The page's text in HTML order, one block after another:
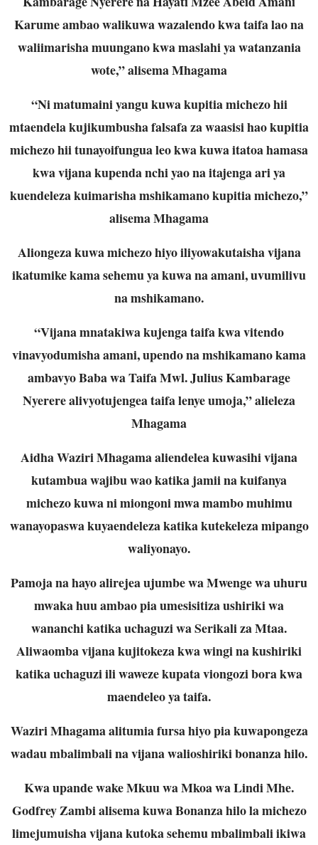
Karume ambao walikuwa wazalendo kwa taifa lao na
waliimarisha muungano kwa maslahi ya watanzania
wote,” alisema Mhagama
“Ni matumaini yangu kuwa kupitia michezo hii
mtaendela kujikumbusha falsafa za waasisi hao kupitia
michezo hii tunayoifungua leo kwa kuwa itatoa hamasa
kwa vijana kupenda nchi yao na itajenga ari ya
kuendeleza kuimarisha mshikamano kupitia michezo,”
alisema Mhagama
Aliongeza kuwa michezo hiyo iliyowakutaisha vijana
ikatumike kama sehemu ya kuwa na amani, uvumilivu
na mshikamano.
“Vijana mnatakiwa kujenga taifa kwa vitendo
vinavyodumisha amani, upendo na mshikamano kama
ambavyo Baba wa Taifa Mwl. Julius Kambarage
Nyerere alivyotujengea taifa lenye umoja,” alieleza
Mhagama
Aidha Waziri Mhagama aliendelea kuwasihi vijana
kutambua wajibu wao katika jamii na kuifanya
michezo kuwa ni miongoni mwa mambo muhimu
wanayopaswa kuyaendeleza katika kutekeleza mipango
waliyonayo.
Pamoja na hayo alirejea ujumbe wa Mwenge wa uhuru
mwaka huu ambao pia umesisitiza ushiriki wa
wananchi katika uchaguzi wa Serikali za Mtaa.
Aliwaomba vijana kujitokeza kwa wingi na kushiriki
katika uchaguzi ili waweze kupata viongozi bora kwa
maendeleo ya taifa.
Waziri Mhagama alitumia fursa hiyo pia kuwapongeza
wadau mbalimbali na vijana walioshiriki bonanza hilo.
Kwa upande wake Mkuu wa Mkoa wa Lindi Mhe.
Godfrey Zambi alisema kuwa Bonanza hilo la michezo
limejumuisha vijana kutoka sehemu mbalimbali ikiwa